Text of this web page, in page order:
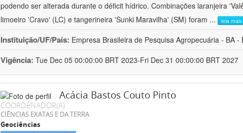
podendo ser alterada durante o déficit hídrico. Combinações laranjeira
limoeiro 'Cravo' (LC) e tangerineira 'Sunki Maravilha' (SM) foram ... leia mais
Instituição/UF/País: Empresa Brasileira de Pesquisa Agropecuária - BA -
Vigência: Tue Dec 05 00:00:00 BRT 2023-Fri Dec 31 00:00:00 BRT 2027
Acácia Bastos Couto Pinto
COORDENADOR(A)
CIÊNCIAS EXATAS E DA TERRA
Geociências